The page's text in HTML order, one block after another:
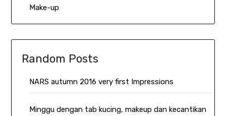
Make-up
Random Posts
NARS autumn 2016 very first Impressions
Minggu dengan tab kucing, makeup dan kecantikan